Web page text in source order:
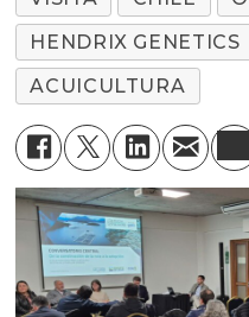
HENDRIX GENETICS
ACUICULTURA